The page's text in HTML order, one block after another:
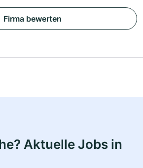
Firma bewerten
Aktuelle Jobs in